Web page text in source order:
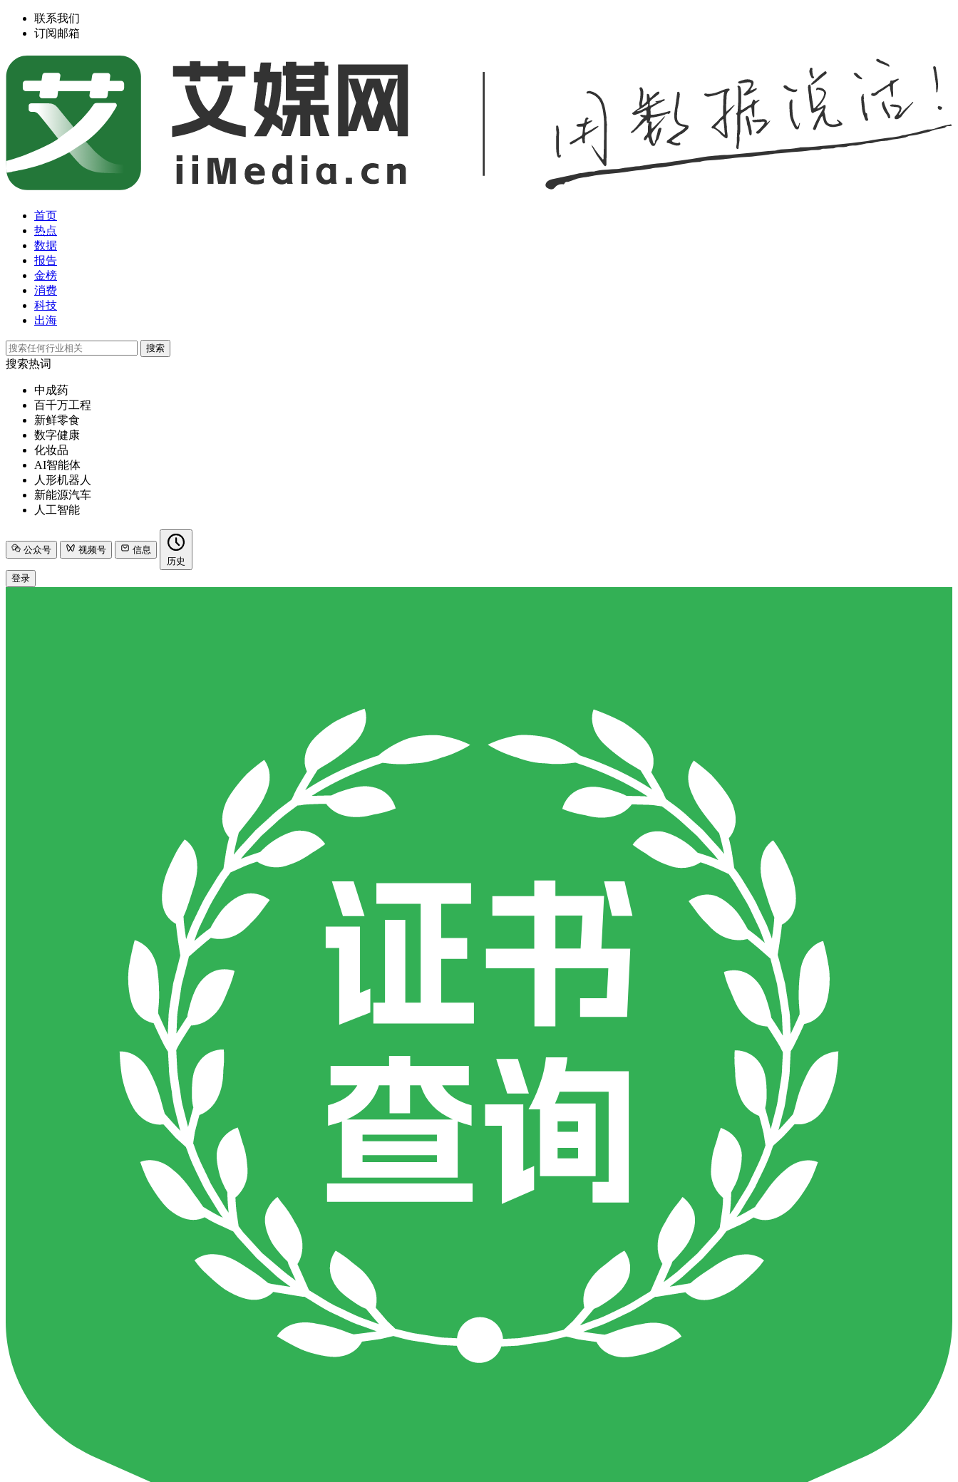
联系我们
订阅邮箱
首页
热点
数据
报告
金榜
消费
科技
出海
搜索
搜索热词
中成药
百千万工程
新鲜零食
数字健康
化妆品
AI智能体
人形机器人
新能源汽车
人工智能
公众号 视频号
信息
历史
登录